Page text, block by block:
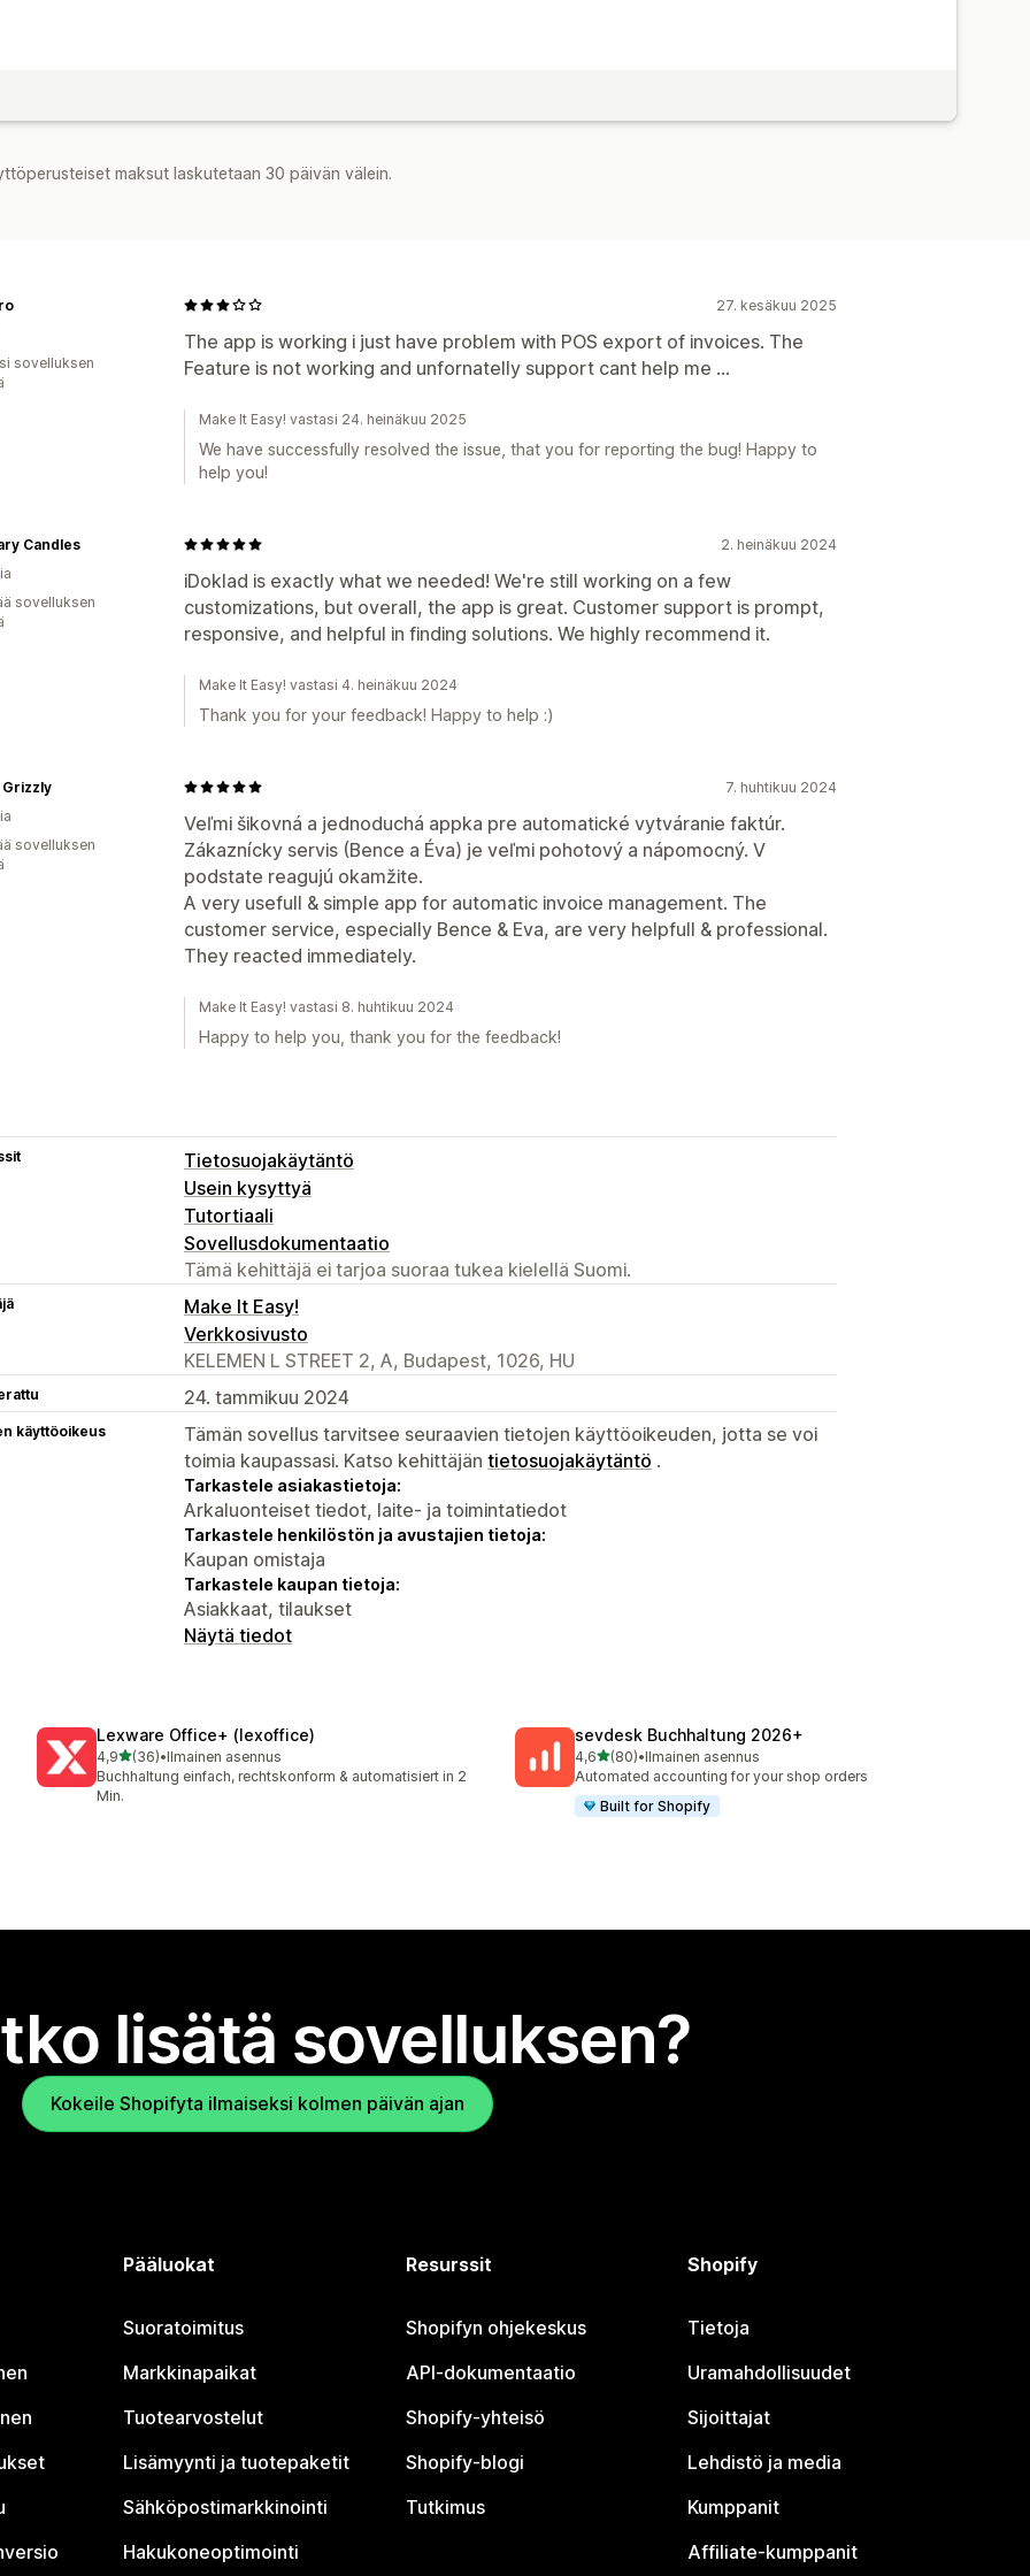
maksut laskutetaan 30 päivän välein.
27. kesäkuu 2025
The app is working i just have problem with POS export of invoices. The
Feature is not working and unfornatelly support cant help me ...
sovelluksen
Make It Easy! vastasi 24. heinäkuu 2025
We have successfully resolved the issue, that you for reporting the bug! Happy to
help you!
2. heinäkuu 2024
iDoklad is exactly what we needed! We're still working on a few
customizations, but overall, the app is great. Customer support is prompt,
responsive, and helpful in finding solutions. We highly recommend it.
Candles
sovelluksen
Make It Easy! vastasi 4. heinäkuu 2024
Thank you for your feedback! Happy to help :)
7. huhtikuu 2024
Veľmi šikovná a jednoduchá appka pre automatické vytváranie faktúr.
Zákaznícky servis (Bence a Éva) je veľmi pohotový a nápomocný. V
podstate reagujú okamžite.
A very usefull & simple app for automatic invoice management. The
customer service, especially Bence & Eva, are very helpfull & professional.
They reacted immediately.
sovelluksen
Make It Easy! vastasi 8. huhtikuu 2024
Happy to help you, thank you for the feedback!
Tietosuojakäytäntö
Usein kysyttyä
Tutortiaali
Sovellusdokumentaatio
Tämä kehittäjä ei tarjoa suoraa tukea kielellä Suomi.
Make It Easy!
Verkkosivusto
KELEMEN L STREET 2, A, Budapest, 1026, HU
24. tammikuu 2024
käyttöoikeus
Tämän sovellus tarvitsee seuraavien tietojen käyttöoikeuden, jotta se voi
toimia kaupassasi. Katso kehittäjän tietosuojakäytäntö .
Tarkastele asiakastietoja:
Arkaluonteiset tiedot, laite- ja toimintatiedot
Tarkastele henkilöstön ja avustajien tietoja:
Kaupan omistaja
Tarkastele kaupan tietoja:
Asiakkaat, tilaukset
Näytä tiedot
Lexware Office+ (lexoffice)
4,9/ 5 tähteä
(36)
36 arvostelua yhteensä
•Ilmainen asennus
Buchhaltung einfach, rechtskonform & automatisiert in 2
Min.
sevdesk Buchhaltung 2026+
4,6/ 5 tähteä
(80)
80 arvostelua yhteensä
•Ilmainen asennus
Automated accounting for your shop orders
Built for Shopify
lisätä sovelluksen?
Kokeile Shopifyta ilmaiseksi kolmen päivän ajan
Pääluokat
Suoratoimitus
Markkinapaikat
Tuotearvostelut
Lisämyynti ja tuotepaketit
Sähköpostimarkkinointi
Hakukoneoptimointi
Resurssit
Shopifyn ohjekeskus
API-dokumentaatio
Shopify-yhteisö
Shopify-blogi
Tutkimus
Shopify
Tietoja
Uramahdollisuudet
Sijoittajat
Lehdistö ja media
Kumppanit
Affiliate-kumppanit